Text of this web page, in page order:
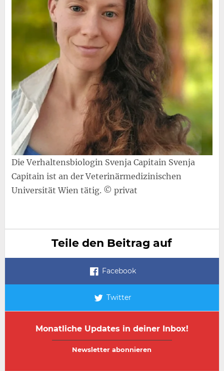
Die Verhaltensbiologin Svenja Capitain Svenja
Capitain ist an der Veterinärmedizinischen
Universität Wien tätig. © privat
Teile den Beitrag auf
Facebook
Twitter
Monatliche Updates in deiner Inbox!